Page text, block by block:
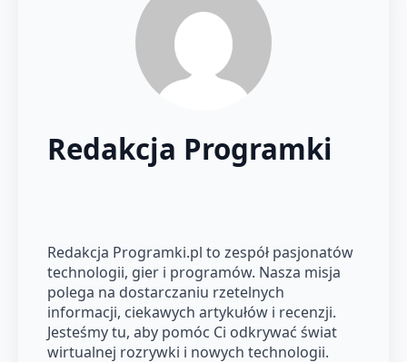
Redakcja Programki
Redakcja Programki.pl to zespół pasjonatów
technologii, gier i programów. Nasza misja
polega na dostarczaniu rzetelnych
informacji, ciekawych artykułów i recenzji.
Jesteśmy tu, aby pomóc Ci odkrywać świat
wirtualnej rozrywki i nowych technologii.